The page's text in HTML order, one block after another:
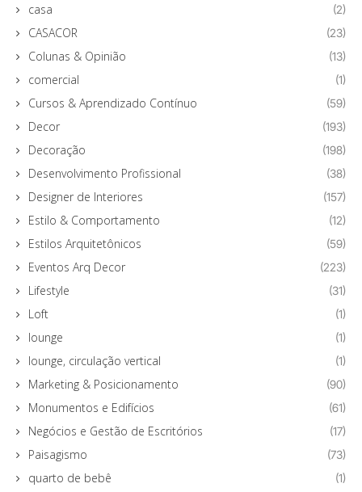
casa (2)
CASACOR (23)
Colunas & Opinião (13)
comercial (1)
Cursos & Aprendizado Contínuo (59)
Decor (193)
Decoração (198)
Desenvolvimento Profissional (38)
Designer de Interiores (157)
Estilo & Comportamento (12)
Estilos Arquitetônicos (59)
Eventos Arq Decor (223)
Lifestyle (31)
Loft (1)
lounge (1)
lounge, circulação vertical (1)
Marketing & Posicionamento (90)
Monumentos e Edifícios (61)
Negócios e Gestão de Escritórios (17)
Paisagismo (73)
quarto de bebê (1)